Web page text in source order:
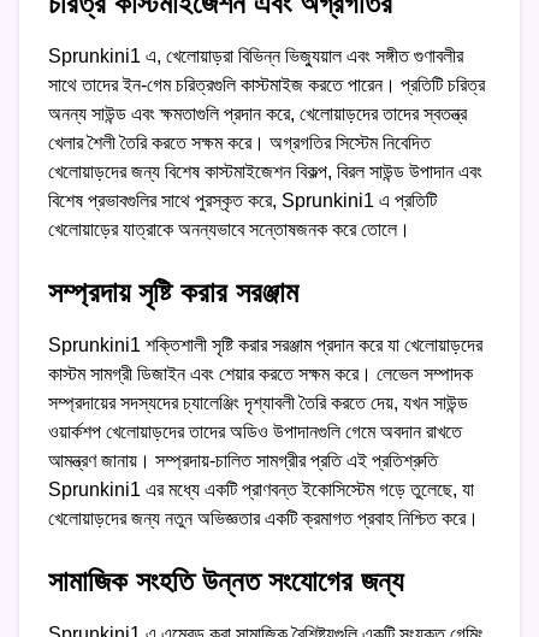
Sprunkini1 এ, খেলোয়াড়রা বিভিন্ন ভিজ্যুয়াল এবং সঙ্গীত গুণাবলীর
সাথে তাদের ইন-গেম চরিত্রগুলি কাস্টমাইজ করতে পারেন। প্রতিটি চরিত্র
অনন্য সাউন্ড এবং ক্ষমতাগুলি প্রদান করে, খেলোয়াড়দের তাদের স্বতন্ত্র
খেলার শৈলী তৈরি করতে সক্ষম করে। অগ্রগতির সিস্টেম নিবেদিত
খেলোয়াড়দের জন্য বিশেষ কাস্টমাইজেশন বিকল্প, বিরল সাউন্ড উপাদান এবং
বিশেষ প্রভাবগুলির সাথে পুরস্কৃত করে, Sprunkini1 এ প্রতিটি
খেলোয়াড়ের যাত্রাকে অনন্যভাবে সন্তোষজনক করে তোলে।
সম্প্রদায় সৃষ্টি করার সরঞ্জাম
Sprunkini1 শক্তিশালী সৃষ্টি করার সরঞ্জাম প্রদান করে যা খেলোয়াড়দের
কাস্টম সামগ্রী ডিজাইন এবং শেয়ার করতে সক্ষম করে। লেভেল সম্পাদক
সম্প্রদায়ের সদস্যদের চ্যালেঞ্জিং দৃশ্যাবলী তৈরি করতে দেয়, যখন সাউন্ড
ওয়ার্কশপ খেলোয়াড়দের তাদের অডিও উপাদানগুলি গেমে অবদান রাখতে
আমন্ত্রণ জানায়। সম্প্রদায়-চালিত সামগ্রীর প্রতি এই প্রতিশ্রুতি
Sprunkini1 এর মধ্যে একটি প্রাণবন্ত ইকোসিস্টেম গড়ে তুলেছে, যা
খেলোয়াড়দের জন্য নতুন অভিজ্ঞতার একটি ক্রমাগত প্রবাহ নিশ্চিত করে।
সামাজিক সংহতি উন্নত সংযোগের জন্য